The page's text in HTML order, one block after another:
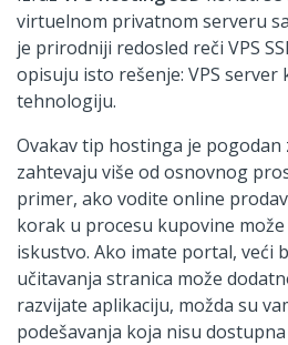
virtuelnom privatnom serveru
je prirodniji redosled reči VPS
opisuju isto rešenje: VPS server
tehnologiju.
Ovakav tip hostinga je
zahtevaju više od osnovnog
primer, ako vodite online
korak u procesu kupovine
iskustvo. Ako imate portal, veći
učitavanja stranica može
razvijate aplikaciju, možda su
podešavanja koja nisu